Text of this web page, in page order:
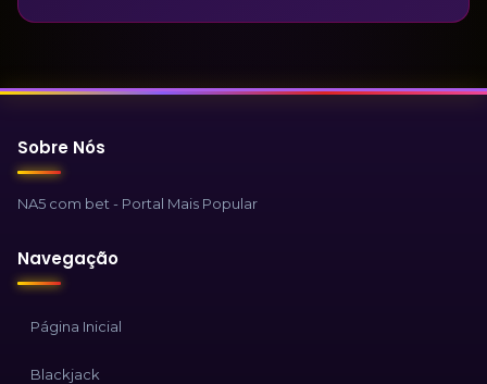
Sobre Nós
NA5 com bet - Portal Mais Popular
Navegação
Página Inicial
Blackjack